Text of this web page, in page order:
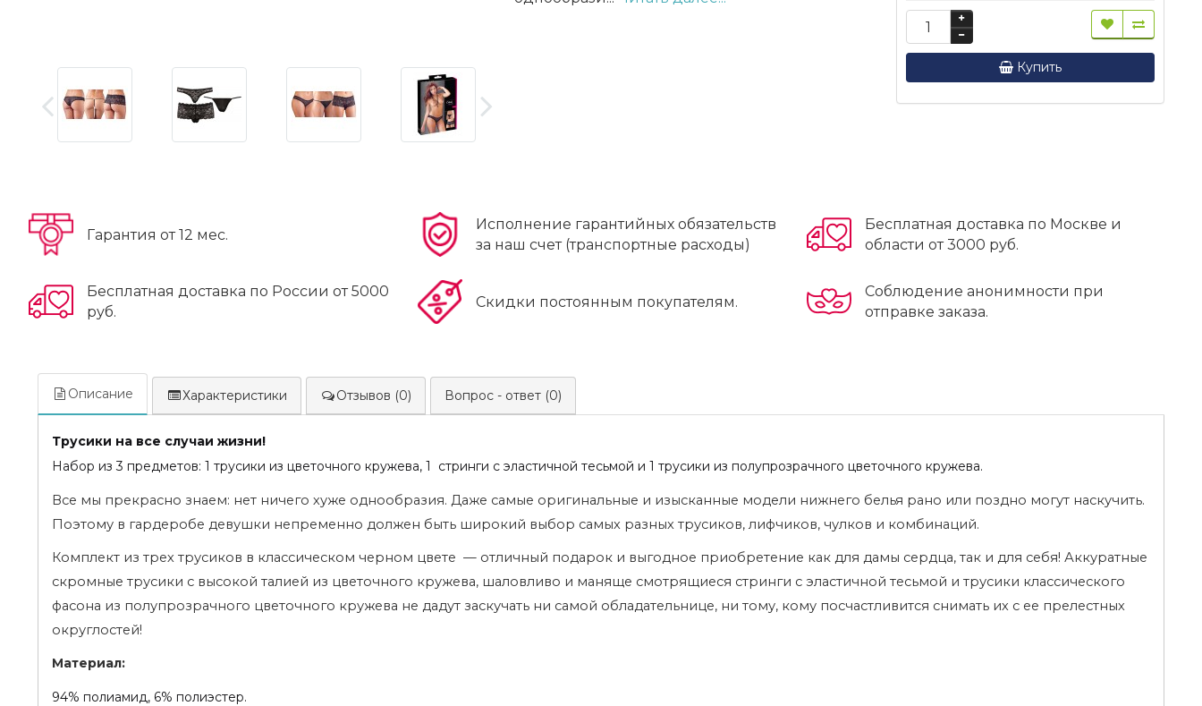
Купить
Гарантия от 12 мес.
Исполнение гарантийных обязательств
за наш счет (транспортные расходы)
Бесплатная доставка по Москве и
области от 3000 руб.
Бесплатная доставка по России от 5000
руб.
Скидки постоянным покупателям.
Соблюдение анонимности при
отправке заказа.
Описание Характеристики Отзывов (0) Вопрос - ответ (0)
Трусики на все случаи жизни!
Набор из 3 предметов: 1 трусики из цветочного кружева, 1 стринги с эластичной тесьмой и 1 трусики из полупрозрачного цветочного кружева.
Все мы прекрасно знаем: нет ничего хуже однообразия. Даже самые оригинальные и изысканные модели нижнего белья рано или поздно могут наскучить.
Поэтому в гардеробе девушки непременно должен быть широкий выбор самых разных трусиков, лифчиков, чулков и комбинаций.
Комплект из трех трусиков в классическом черном цвете — отличный подарок и выгодное приобретение как для дамы сердца, так и для себя! Аккуратные
скромные трусики с высокой талией из цветочного кружева, шаловливо и маняще смотрящиеся стринги с эластичной тесьмой и трусики классического
фасона из полупрозрачного цветочного кружева не дадут заскучать ни самой обладательнице, ни тому, кому посчастливится снимать их с ее прелестных
округлостей!
Материал:
94% полиамид, 6% полиэстер.